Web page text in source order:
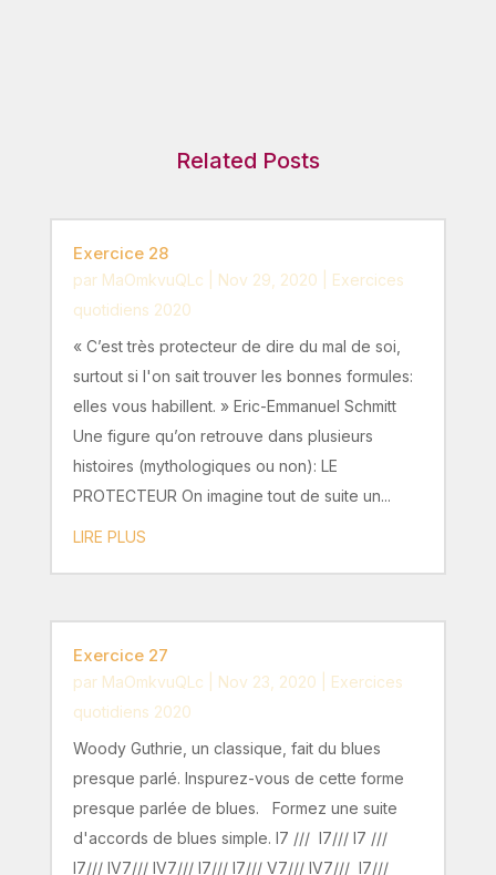
Related Posts
Exercice 28
par MaOmkvuQLc Nov 29, 2020
Exercices
quotidiens 2020
« C’est très protecteur de dire du mal de soi,
surtout si l'on sait trouver les bonnes formules:
elles vous habillent. » Eric-Emmanuel Schmitt
Une figure qu’on retrouve dans plusieurs
histoires (mythologiques ou non): LE
PROTECTEUR On imagine tout de suite un...
LIRE PLUS
Exercice 27
par MaOmkvuQLc Nov 23, 2020
Exercices
quotidiens 2020
Woody Guthrie, un classique, fait du blues
presque parlé. Inspurez-vous de cette forme
presque parlée de blues. Formez une suite
d'accords de blues simple. I7 /// I7/// I7 ///
I7/// IV7/// IV7/// I7/// I7/// V7/// IV7/// I7///